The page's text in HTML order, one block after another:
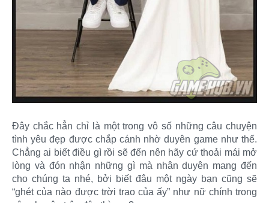
Đây chắc hẳn chỉ là một trong vô số những câu chuyện
tình yêu đẹp được chắp cánh nhờ duyên game như thế.
Chẳng ai biết điều gì rồi sẽ đến nên hãy cứ thoải mái mở
lòng và đón nhận những gì mà nhân duyên mang đến
cho chúng ta nhé, bởi biết đâu một ngày bạn cũng sẽ
“ghét của nào được trời trao của ấy” như nữ chính trong